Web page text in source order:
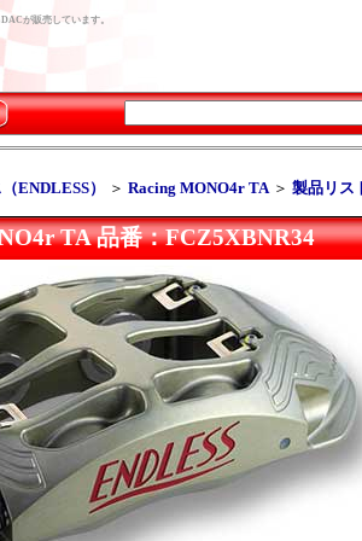
が販売しています。
ENDLESS） ＞ Racing MONO4r TA＞ 製品リス
TA 品番：FCZ5XBNR34